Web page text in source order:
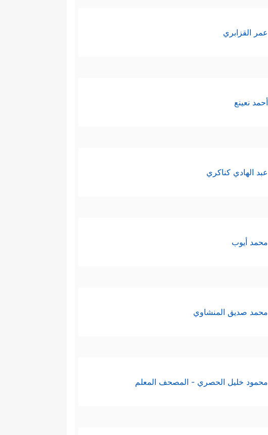
عمر القزابري
أحمد نعينع
عبد الهادي كناكري
محمد أيوب
محمد صديق المنشاوي
محمود خليل الحصري - المصحف المعلم